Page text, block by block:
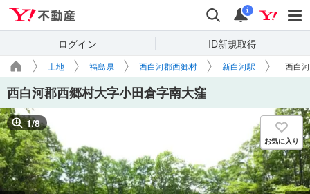
検索 通知
i
ログイン ID新規取得
土地 福島県 西白河郡西郷村 新白河駅 西白
西白河郡西郷村大字小田倉字南大窪
1/8
お気に入り